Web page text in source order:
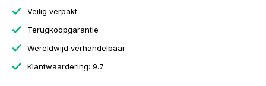
Veilig verpakt
Terugkoopgarantie
Wereldwijd verhandelbaar
Klantwaardering: 9.7